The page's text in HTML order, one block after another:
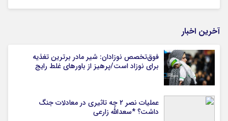
آخرین اخبار
فوق‌تخصص نوزادان: شیر مادر برترین تغذیه
برای نوزاد است/پرهیز از باورهای غلط رایج
عملیات نصر ۲ چه تاثیری در معادلات جنگ
داشت؟ *سعدالله زارعی